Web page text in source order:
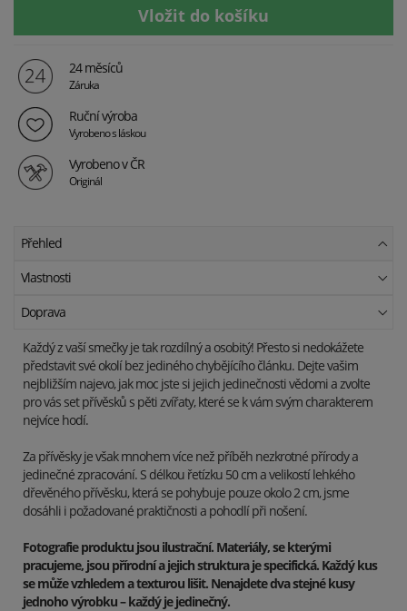
24 měsíců
Záruka
Ruční výroba
Vyrobeno s láskou
Vyrobeno v ČR
Originál
Přehled
Vlastnosti
Doprava
Každý z vaší smečky je tak rozdílný a osobitý! Přesto si nedokážete
představit své okolí bez jediného chybějícího článku. Dejte vašim
nejbližším najevo, jak moc jste si jejich jedinečnosti vědomi a zvolte
pro vás set přívěsků s pěti zvířaty, které se k vám svým charakterem
nejvíce hodí.
Za přívěsky je však mnohem více než příběh nezkrotné přírody a
jedinečné zpracování. S délkou řetízku 50 cm a velikostí lehkého
dřevěného přívěsku, která se pohybuje pouze okolo 2 cm, jsme
dosáhli i požadované praktičnosti a pohodlí při nošení.
Fotografie produktu jsou ilustrační. Materiály, se kterými
pracujeme, jsou přírodní a jejich struktura je specifická. Každý kus
se může vzhledem a texturou lišit. Nenajdete dva stejné kusy
jednoho výrobku – každý je jedinečný.